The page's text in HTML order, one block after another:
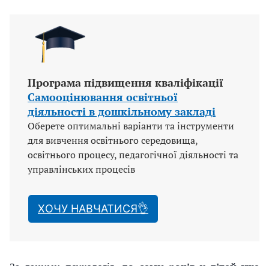
Програма підвищення кваліфікації
Самооцінювання освітньої
діяльності в дошкільному закладі
Оберете оптимальні варіанти та інструменти
для вивчення освітнього середовища,
освітнього процесу, педагогічної діяльності та
управлінських процесів
ХОЧУ НАВЧАТИСЯ👌